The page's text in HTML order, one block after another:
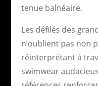
tenue balnéaire.
Les défilés des
n’oublient pas non
réinterprétant à
swimwear